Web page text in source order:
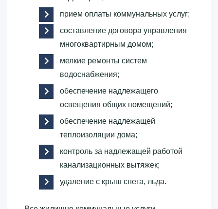
прием оплаты коммунальных услуг;
составление договора управления
многоквартирным домом;
мелкие ремонты систем
водоснабжения;
обеспечение надлежащего
освещения общих помещений;
обеспечение надлежащей
теплоизоляции дома;
контроль за надлежащей работой
канализационных вытяжек;
удаление с крыш снега, льда.